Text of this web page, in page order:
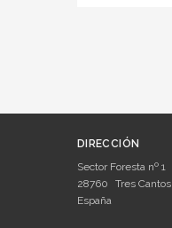
DIRECCIÓN
Sector Foresta nº 1
28760
Tres Cantos
España